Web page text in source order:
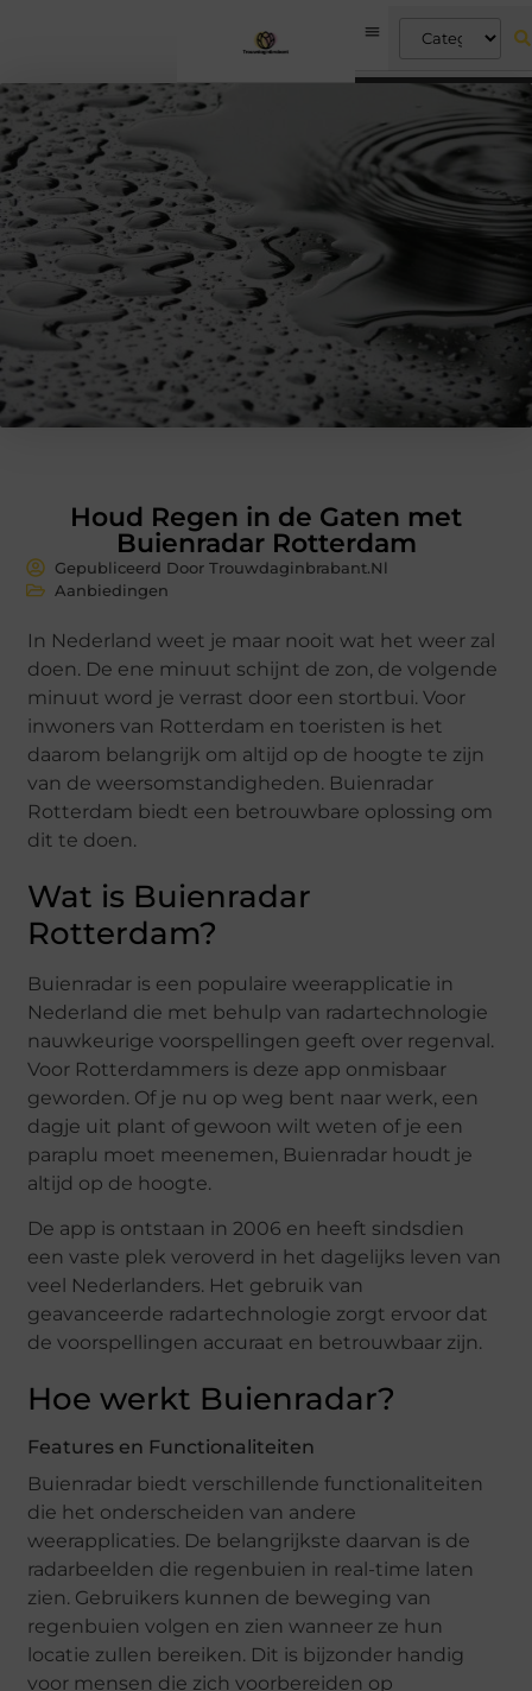
Houd Regen in de Gaten met
Buienradar Rotterdam
Gepubliceerd Door Trouwdaginbrabant.nl
Aanbiedingen
In Nederland weet je maar nooit wat het weer zal
doen. De ene minuut schijnt de zon, de volgende
minuut word je verrast door een stortbui. Voor
inwoners van Rotterdam en toeristen is het
daarom belangrijk om altijd op de hoogte te zijn
van de weersomstandigheden. Buienradar
Rotterdam biedt een betrouwbare oplossing om
dit te doen.
Wat is Buienradar
Rotterdam?
Buienradar is een populaire weerapplicatie in
Nederland die met behulp van radartechnologie
nauwkeurige voorspellingen geeft over regenval.
Voor Rotterdammers is deze app onmisbaar
geworden. Of je nu op weg bent naar werk, een
dagje uit plant of gewoon wilt weten of je een
paraplu moet meenemen, Buienradar houdt je
altijd op de hoogte.
De app is ontstaan in 2006 en heeft sindsdien
een vaste plek veroverd in het dagelijks leven van
veel Nederlanders. Het gebruik van
geavanceerde radartechnologie zorgt ervoor dat
de voorspellingen accuraat en betrouwbaar zijn.
Hoe werkt Buienradar?
Features en Functionaliteiten
Buienradar biedt verschillende functionaliteiten
die het onderscheiden van andere
weerapplicaties. De belangrijkste daarvan is de
radarbeelden die regenbuien in real-time laten
zien. Gebruikers kunnen de beweging van
regenbuien volgen en zien wanneer ze hun
locatie zullen bereiken. Dit is bijzonder handig
voor mensen die zich voorbereiden op